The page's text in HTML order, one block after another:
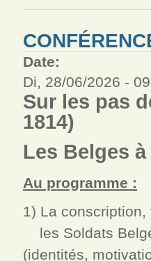
Date:
Di, 28/06/2026 -
Sur les pas
1814)
Les Belges
Au programme :
1) La
les Soldats
(identités,